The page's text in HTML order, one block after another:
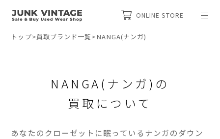
ONLINE STORE
トップ>買取ブランド一覧>NANGA(ナンガ)
NANGA(ナンガ)の
買取について
あなたのクローゼットに眠っているナンガのダウン